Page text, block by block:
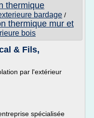
thermique
bardage /
thermique mur et
bois
& Fils,
par l'extérieur
spécialisée